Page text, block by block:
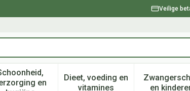
Veilige
en
Toon submenu voor Schoonheid, verzorging
Dieet, voeding en
vitaminesToon submenu voor
en